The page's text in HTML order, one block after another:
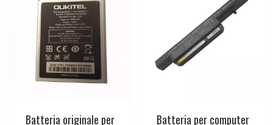
Batteria originale per Batteria per computer